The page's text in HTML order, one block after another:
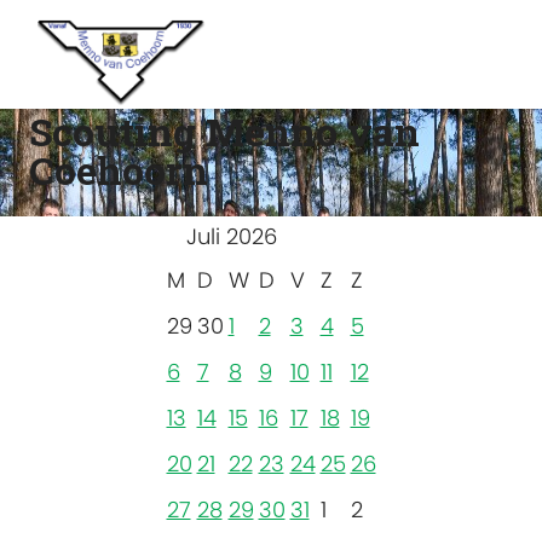
Scouting Menno van
Coehoorn
Juli 2026
M D W D V Z
Z
29 30 1 2 3 4
5
6 7 8 9 10 11
12
13 14 15 16 17 18 19
20 21 22 23 24 25 26
27 28 29 30 31 1 2